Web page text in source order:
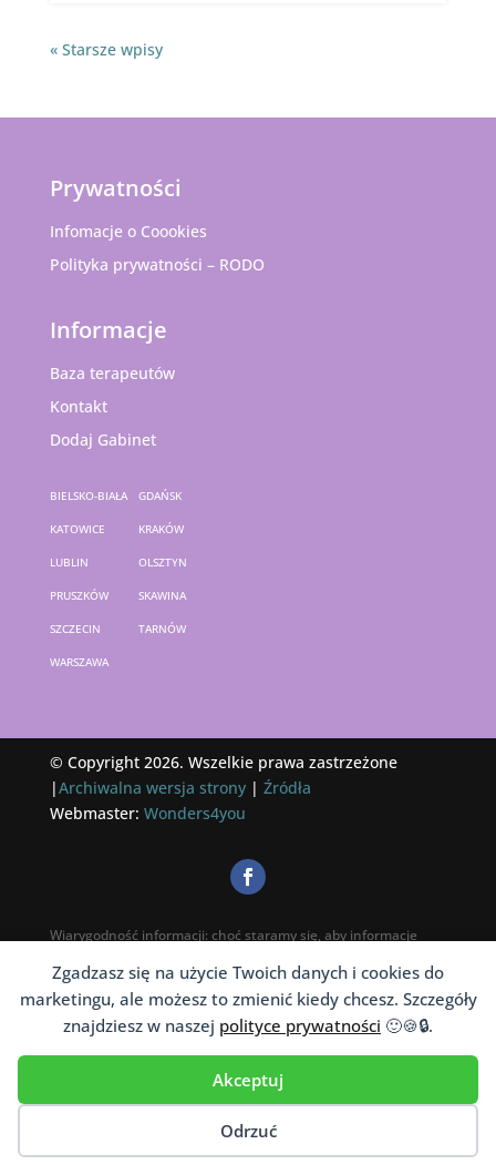
Zgadzasz się na użycie Twoich danych i cookies do
marketingu, ale możesz to zmienić kiedy chcesz. Szczegóły
znajdziesz w naszej polityce prywatności 🙂🍪🔒.
Akceptuj
Odrzuć
« Starsze wpisy
Prywatności
Infomacje o Coookies
Polityka prywatności – RODO
Informacje
Baza terapeutów
Kontakt
Dodaj Gabinet
BIELSKO-BIAŁA GDAŃSK
KATOWICE KRAKÓW
LUBLIN OLSZTYN
PRUSZKÓW SKAWINA
SZCZECIN TARNÓW
WARSZAWA
© Copyright 2026. Wszelkie prawa zastrzeżone
|Archiwalna wersja strony| Źródła
Webmaster: Wonders4you
Wiarygodność informacji: choć staramy się, aby informacje
na portalu były jak najbardziej wiarygodne i aktualne,
nie możemy jednak dać takiej gwarancji. Dlatego też trzeba
pamiętać, że informacje te nie zastąpią kontaktu
z profesjonalistą: psychoterapeutą, psychologiem bądź
Kontaktując się lub zapisują
na newsletter, wyrażasz zgodę, aby Adminisitrator Lustro.org